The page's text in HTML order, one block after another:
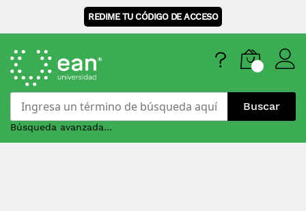
REDIME TU CÓDIGO DE ACCESO
Buscar
Búsqueda avanzada...